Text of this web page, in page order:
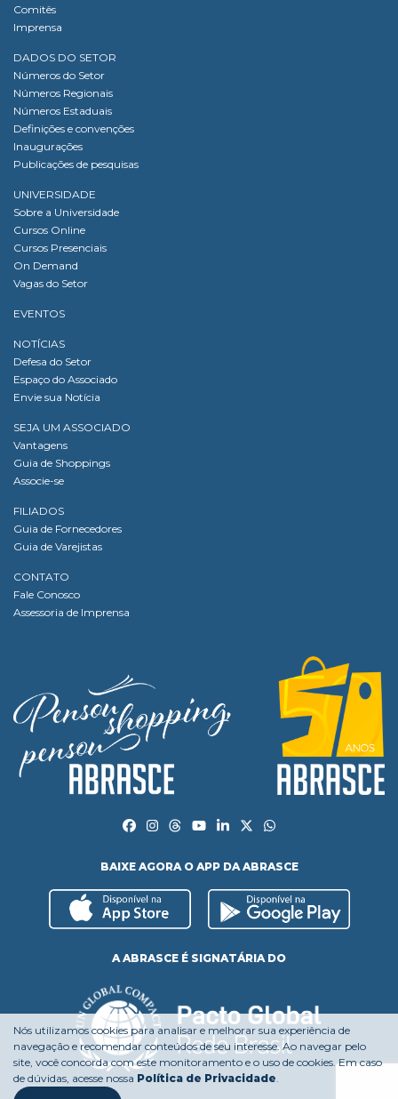
Comitês
Imprensa
DADOS DO SETOR
Números do Setor
Números Regionais
Números Estaduais
Definições e convenções
Inaugurações
Publicações de pesquisas
UNIVERSIDADE
Sobre a Universidade
Cursos Online
Cursos Presenciais
On Demand
Vagas do Setor
EVENTOS
NOTÍCIAS
Defesa do Setor
Espaço do Associado
Envie sua Notícia
SEJA UM ASSOCIADO
Vantagens
Guia de Shoppings
Associe-se
FILIADOS
Guia de Fornecedores
Guia de Varejistas
CONTATO
Fale Conosco
Assessoria de Imprensa
BAIXE AGORA O APP DA ABRASCE
A ABRASCE É SIGNATÁRIA DO
Nós utilizamos cookies para analisar e melhorar sua experiência de
navegação e recomendar conteúdos de seu interesse. Ao navegar pelo
site, você concorda com este monitoramento e o uso de cookies. Em caso
de dúvidas, acesse nossa Política de Privacidade.